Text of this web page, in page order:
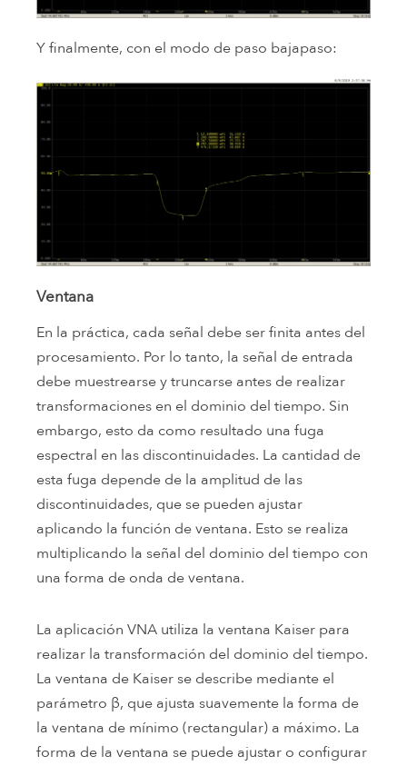
Y finalmente, con el modo de paso bajapaso:
Ventana
En la práctica, cada señal debe ser finita antes del
procesamiento. Por lo tanto, la señal de entrada
debe muestrearse y truncarse antes de realizar
transformaciones en el dominio del tiempo. Sin
embargo, esto da como resultado una fuga
espectral en las discontinuidades. La cantidad de
esta fuga depende de la amplitud de las
discontinuidades, que se pueden ajustar
aplicando la función de ventana. Esto se realiza
multiplicando la señal del dominio del tiempo con
una forma de onda de ventana.
La aplicación VNA utiliza la ventana Kaiser para
realizar la transformación del dominio del tiempo.
La ventana de Kaiser se describe mediante el
parámetro β, que ajusta suavemente la forma de
la ventana de mínimo (rectangular) a máximo. La
forma de la ventana se puede ajustar o configurar